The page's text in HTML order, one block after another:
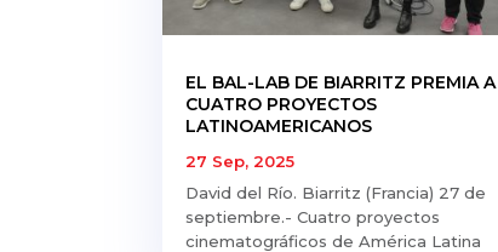
EL BAL-LAB DE BIARRITZ PREMIA A
CUATRO PROYECTOS
LATINOAMERICANOS
27 Sep, 2025
David del Río. Biarritz (Francia) 27 de
septiembre.- Cuatro proyectos
cinematográficos de América Latina